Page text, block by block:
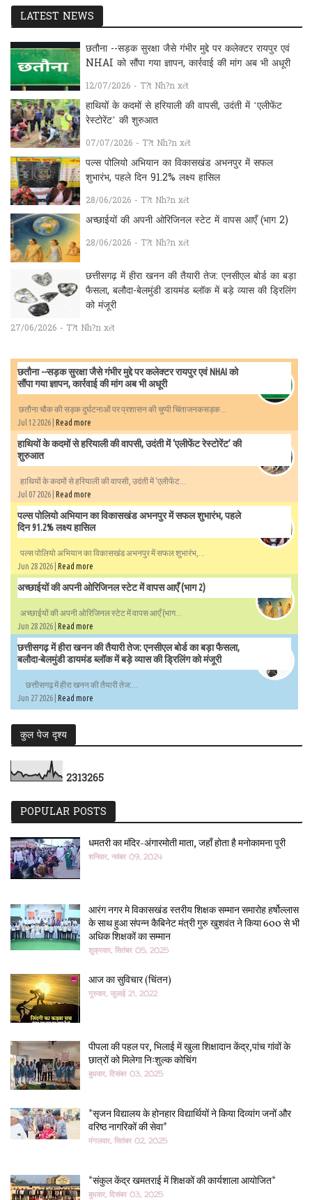
LATEST NEWS
छतौना --सड़क सुरक्षा जैसे गंभीर मुद्दे पर कलेक्टर रायपुर एवं
NHAI को सौंपा गया ज्ञापन, कार्रवाई की मांग अब भी अधूरी
12/07/2026 - T?t Nh?n xét
हाथियों के कदमों से हरियाली की वापसी, उदंती में ‘एलीफेंट
रेस्टोरेंट’ की शुरुआत
07/07/2026 - T?t Nh?n xét
पल्स पोलियो अभियान का विकासखंड अभनपुर में सफल
शुभारंभ, पहले दिन 91.2% लक्ष्य हासिल
28/06/2026 - T?t Nh?n xét
अच्छाईयों की अपनी ओरिजिनल स्टेट में वापस आएँ (भाग 2)
28/06/2026 - T?t Nh?n xét
छत्तीसगढ़ में हीरा खनन की तैयारी तेज: एनसीएल बोर्ड का बड़ा
फैसला, बलौदा-बेलमुंडी डायमंड ब्लॉक में बड़े व्यास की ड्रिलिंग
को मंजूरी
27/06/2026 - T?t Nh?n xét
छतौना --सड़क सुरक्षा जैसे गंभीर मुद्दे पर कलेक्टर रायपुर एवं NHAI को
सौंपा गया ज्ञापन, कार्रवाई की मांग अब भी अधूरी
छतौना चौक की सड़क दुर्घटनाओं पर प्रशासन की चुप्पी चिंताजनकसड़क...
Jul 12 2026 | Read more
हाथियों के कदमों से हरियाली की वापसी, उदंती में ‘एलीफेंट रेस्टोरेंट’ की
शुरुआत
हाथियों के कदमों से हरियाली की वापसी, उदंती में ‘एलीफेंट...
Jul 07 2026 | Read more
पल्स पोलियो अभियान का विकासखंड अभनपुर में सफल शुभारंभ, पहले
दिन 91.2% लक्ष्य हासिल
पल्स पोलियो अभियान का विकासखंड अभनपुर में सफल शुभारंभ,...
Jun 28 2026 | Read more
अच्छाईयों की अपनी ओरिजिनल स्टेट में वापस आएँ (भाग 2)
अच्छाईयों की अपनी ओरिजिनल स्टेट में वापस आएँ (भाग...
Jun 28 2026 | Read more
छत्तीसगढ़ में हीरा खनन की तैयारी तेज: एनसीएल बोर्ड का बड़ा फैसला,
बलौदा-बेलमुंडी डायमंड ब्लॉक में बड़े व्यास की ड्रिलिंग को मंजूरी
छत्तीसगढ़ में हीरा खनन की तैयारी तेज:...
Jun 27 2026 | Read more
कुल पेज दृश्य
2313265
POPULAR POSTS
धमतरी का मंदिर-अंगारमोती माता, जहाँ होता है मनोकामना पूरी
शनिवार, नवंबर 09, 2024
आरंग नगर मे विकासखंड स्तरीय शिक्षक सम्मान समारोह हर्षोल्लास
के साथ हुआ संपन्न कैबिनेट मंत्री गुरु खुशवंत ने किया 600 से भी
अधिक शिक्षकों का सम्मान
शुक्रवार, सितंबर 05, 2025
आज का सुविचार (चिंतन)
गुरुवार, जुलाई 21, 2022
पीपला की पहल पर, भिलाई में खुला शिक्षादान केंद्र,पांच गांवों के
छात्रों को मिलेगा निःशुल्क कोचिंग
बुधवार, दिसंबर 03, 2025
*सृजन विद्यालय के होनहार विद्यार्थियों ने किया दिव्यांग जनों और
वरिष्ठ नागरिकों की सेवा*
मंगलवार, सितंबर 02, 2025
*संकुल केंद्र खमतराई में शिक्षकों की कार्यशाला आयोजित*
बुधवार, दिसंबर 03, 2025